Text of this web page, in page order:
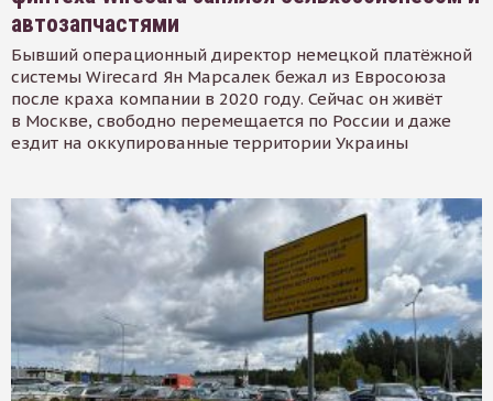
автозапчастями
Бывший операционный директор немецкой платёжной
системы Wirecard Ян Марсалек бежал из Евросоюза
после краха компании в 2020 году. Сейчас он живёт
в Москве, свободно перемещается по России и даже
ездит на оккупированные территории Украины